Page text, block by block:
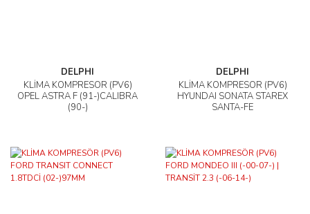
DELPHI
KLİMA KOMPRESÖR (PV6)
OPEL ASTRA F (91-)CALIBRA
(90-)
DELPHI
KLİMA KOMPRESÖR (PV6)
HYUNDAI SONATA STAREX
SANTA-FE